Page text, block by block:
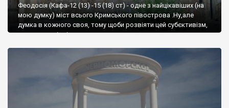
Феодосія (Кафа-12 (13) -15 (18) ст) - одне з найцікавіших (на
мою думку) міст всього Кримського півострова .Ну,але
думка в кожного своя, тому щоби розвіяти цей субєктивізм,
запрошую відвідати це